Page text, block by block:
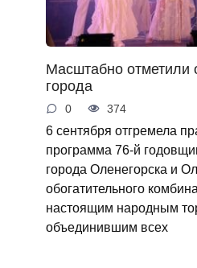
Масштабно отметили
города
0 374
6 сентября отгремела
программа 76-й
города Оленегорска и
обогатительного
настоящим народным
объединившим всех